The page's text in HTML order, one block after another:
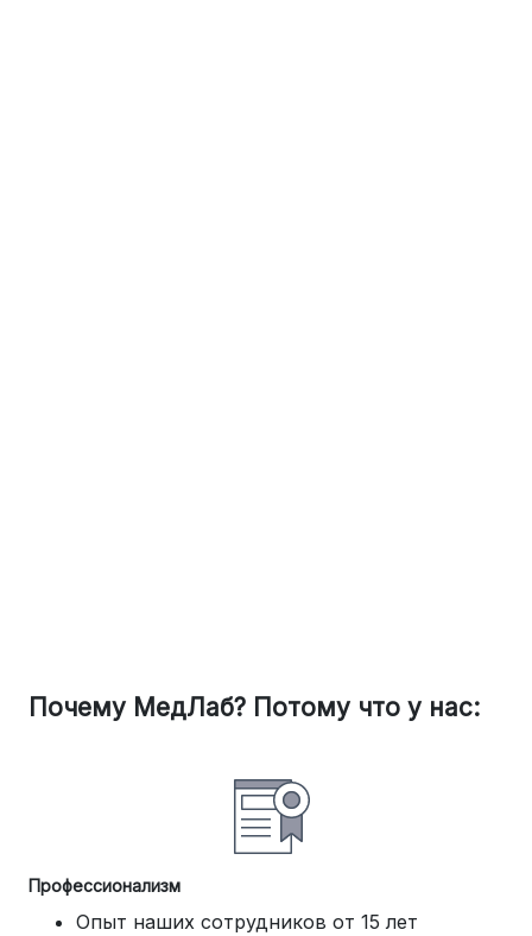
Почему МедЛаб? Потому что у нас:
Профессионализм
Опыт наших сотрудников от 15 лет